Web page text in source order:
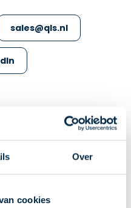
Over
cookies
sales@qls.nl